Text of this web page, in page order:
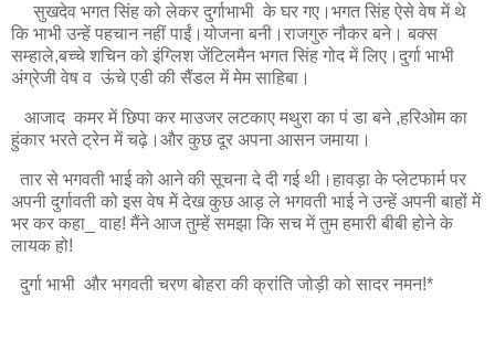
सुखदेव भगत सिंह को लेकर दुर्गाभाभी के घर गए।भगत सिंह ऐसे वेष में थे
कि भाभी उन्हें पहचान नहीं पाईं।योजना बनी।राजगुरु नौकर बने। बक्स
सम्हाले,बच्चे शचिन को इंग्लिश जेंटिलमैन भगत सिंह गोद में लिए।दुर्गा भाभी
अंग्रेजी वेष व ऊंचे एडी की सैंडल में मेम साहिबा।
आजाद कमर में छिपा कर माउजर लटकाए मथुरा का पं डा बने ,हरिओम का
हुंकार भरते ट्रेन में चढ़े।और कुछ दूर अपना आसन जमाया।
तार से भगवती भाई को आने की सूचना दे दी गई थी।हावड़ा के प्लेटफार्म पर
अपनी दुर्गावती को इस वेष में देख कुछ आड़ ले भगवती भाई ने उन्हें अपनी बाहों में
भर कर कहा_ वाह! मैंने आज तुम्हें समझा कि सच में तुम हमारी बीबी होने के
लायक हो!
दुर्गा भाभी और भगवती चरण बोहरा की क्रांति जोड़ी को सादर नमन!*